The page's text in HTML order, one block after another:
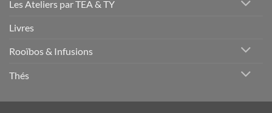
Les Ateliers par TEA & TY
Livres
Rooïbos & Infusions
Thés